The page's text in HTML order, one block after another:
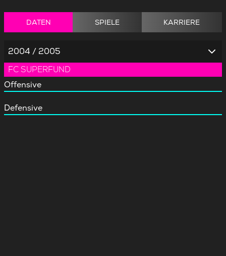
DATEN SPIELE KARRIERE
2004 / 2005
FC SUPERFUND
Offensive
Defensive